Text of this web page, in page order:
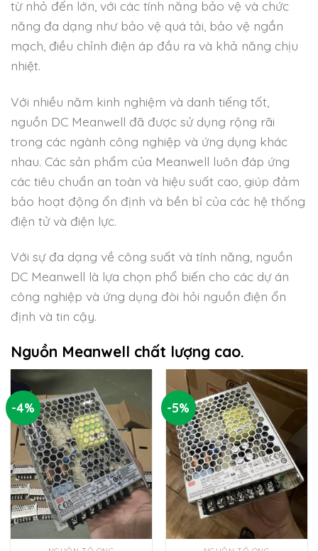
từ nhỏ đến lớn, với các tính năng bảo vệ và chức
năng đa dạng như bảo vệ quá tải, bảo vệ ngắn
mạch, điều chỉnh điện áp đầu ra và khả năng chịu
nhiệt.
Với nhiều năm kinh nghiệm và danh tiếng tốt,
nguồn DC Meanwell đã được sử dụng rộng rãi
trong các ngành công nghiệp và ứng dụng khác
nhau. Các sản phẩm của Meanwell luôn đáp ứng
các tiêu chuẩn an toàn và hiệu suất cao, giúp đảm
bảo hoạt động ổn định và bền bỉ của các hệ thống
điện tử và điện lực.
Với sự đa dạng về công suất và tính năng, nguồn
DC Meanwell là lựa chọn phổ biến cho các dự án
công nghiệp và ứng dụng đòi hỏi nguồn điện ổn
định và tin cậy.
Nguồn Meanwell chất lượng cao.
-4% -5%